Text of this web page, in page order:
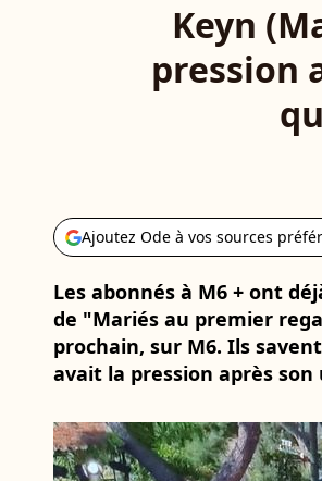
Keyn
pression
Ajoutez Ode à vos sources
Les abonnés à M6 + ont
de "Mariés au premier
prochain, sur M6. Ils
avait la pression après son